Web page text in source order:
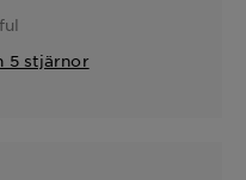
5 stjärnor